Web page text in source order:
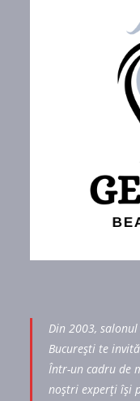
Din 2003,
București te
Într-un cadru de
noștri experți își